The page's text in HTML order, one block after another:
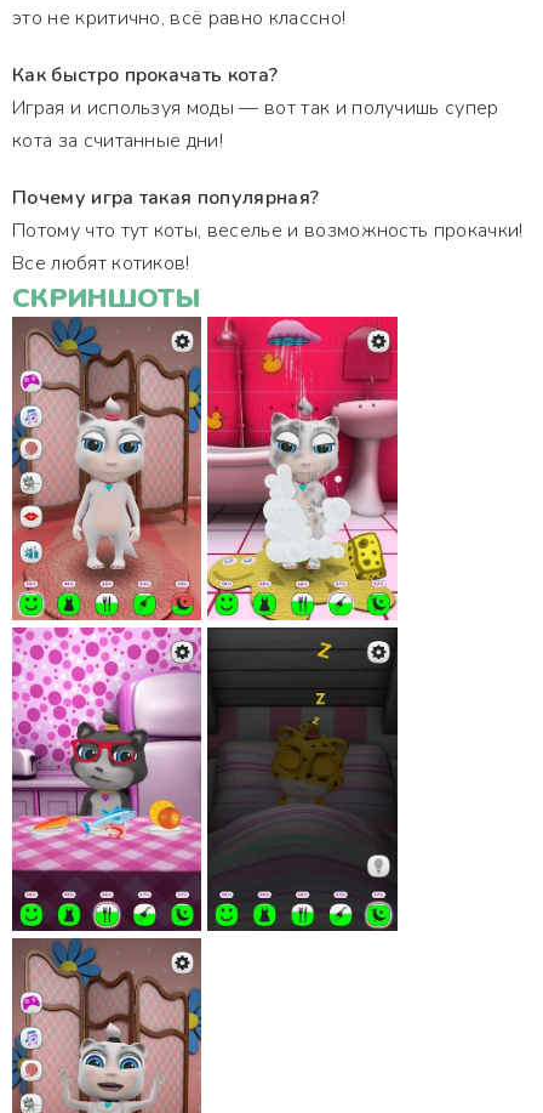
это не критично, всё равно классно!
Как быстро прокачать кота?
Играя и используя моды — вот так и получишь супер
кота за считанные дни!
Почему игра такая популярная?
Потому что тут коты, веселье и возможность прокачки!
Все любят котиков!
СКРИНШОТЫ